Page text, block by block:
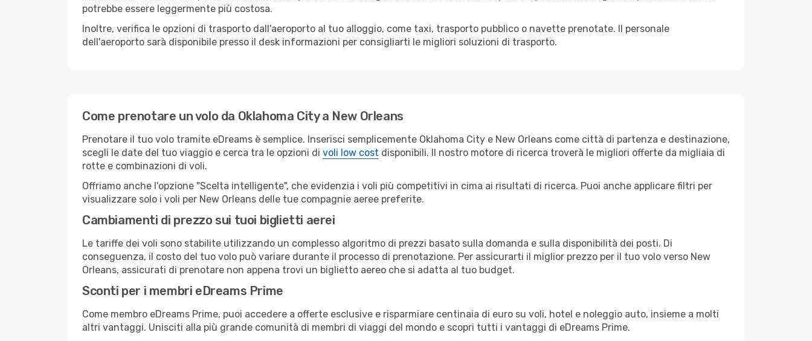
potrebbe essere leggermente più costosa.
Inoltre, verifica le opzioni di trasporto dall'aeroporto al tuo alloggio, come taxi, trasporto pubblico o navette prenotate. Il personale
dell'aeroporto sarà disponibile presso il desk informazioni per consigliarti le migliori soluzioni di trasporto.
Come prenotare un volo da Oklahoma City a New Orleans
Prenotare il tuo volo tramite eDreams è semplice. Inserisci semplicemente Oklahoma City e New Orleans come città di partenza e destinazione,
scegli le date del tuo viaggio e cerca tra le opzioni di voli low cost disponibili. Il nostro motore di ricerca troverà le migliori offerte da migliaia di
rotte e combinazioni di voli.
Offriamo anche l'opzione "Scelta intelligente", che evidenzia i voli più competitivi in cima ai risultati di ricerca. Puoi anche applicare filtri per
visualizzare solo i voli per New Orleans delle tue compagnie aeree preferite.
Cambiamenti di prezzo sui tuoi biglietti aerei
Le tariffe dei voli sono stabilite utilizzando un complesso algoritmo di prezzi basato sulla domanda e sulla disponibilità dei posti. Di
conseguenza, il costo del tuo volo può variare durante il processo di prenotazione. Per assicurarti il miglior prezzo per il tuo volo verso New
Orleans, assicurati di prenotare non appena trovi un biglietto aereo che si adatta al tuo budget.
Sconti per i membri eDreams Prime
Come membro eDreams Prime, puoi accedere a offerte esclusive e risparmiare centinaia di euro su voli, hotel e noleggio auto, insieme a molti
altri vantaggi. Unisciti alla più grande comunità di membri di viaggi del mondo e scopri tutti i vantaggi di eDreams Prime.